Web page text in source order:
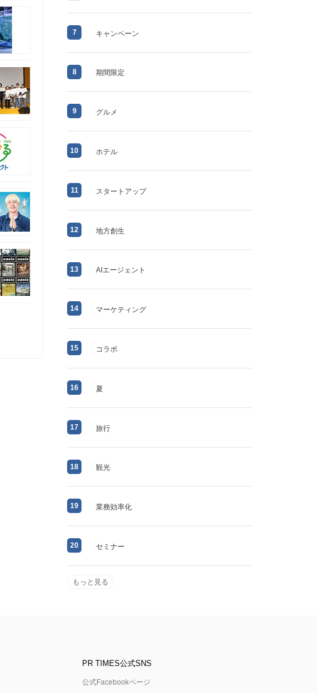
7 キャンペーン
8 期間限定
9 グルメ
10 ホテル
11 スタートアップ
12 地方創生
13 AIエージェント
14 マーケティング
15 コラボ
16 夏
17 旅行
18 観光
19 業務効率化
20 セミナー
もっと見る
PR TIMES公式SNS
公式Facebookページ